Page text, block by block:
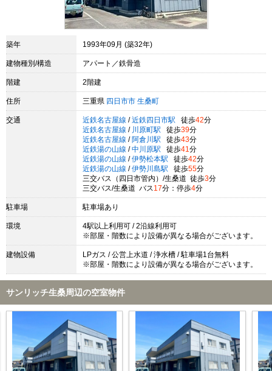
築年 1993年09月 (築32年)
建物種別/構造 アパート／鉄骨造
階建 2階建
住所 三重県 四日市市 生桑町
交通 近鉄名古屋線 / 近鉄四日市駅 徒歩42分
近鉄名古屋線 / 川原町駅 徒歩39分
近鉄名古屋線 / 阿倉川駅 徒歩43分
近鉄湯の山線 / 中川原駅 徒歩41 分
近鉄湯の山線 / 伊勢松本駅 徒歩42分
近鉄湯の山線 / 伊勢川島駅 徒歩55分
三交バス（四日市管内）/生桑道 徒歩3分
三交バス/生桑道 バス 17分：停歩4分
駐車場 駐車場あり
環境
4駅以上利用可 / 2沿線利用可
※部屋・階数により設備が異なる場合がございます。
建物設備
LPガス / 公営上水道 / 浄水槽 / 駐車場1台無料
※部屋・階数により設備が異なる場合がございます。
サンリッチ生桑周辺の空室物件